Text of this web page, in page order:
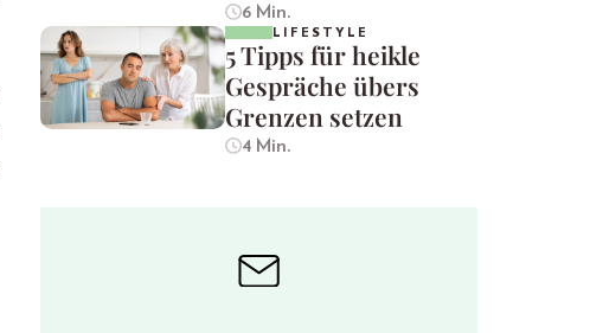
6 Min.
LIFESTYLE
5 Tipps für heikle
Gespräche übers
Grenzen setzen
4 Min.